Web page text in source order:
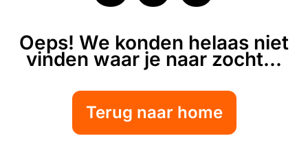
Oeps! We konden helaas niet
vinden waar je naar zocht...
Terug naar home